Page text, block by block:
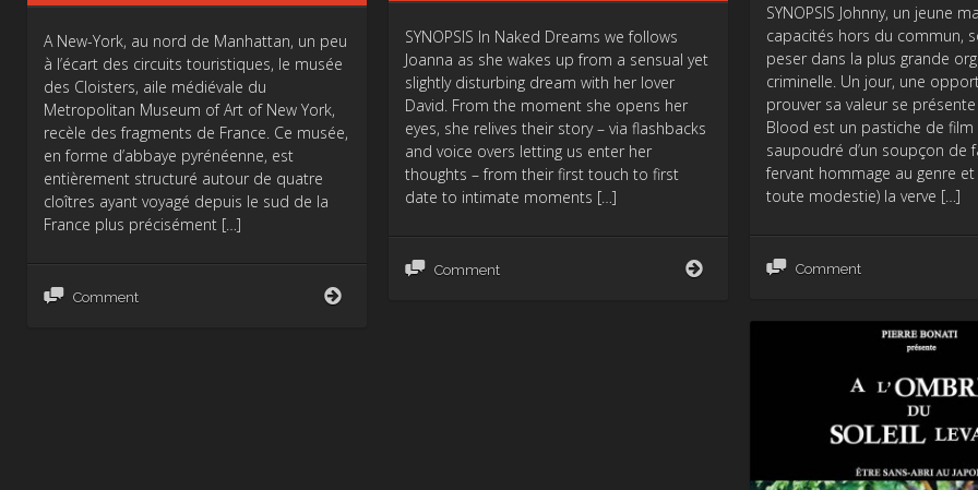
A New-York, au nord de Manhattan, un peu
à l’écart des circuits touristiques, le musée
des Cloisters, aile médiévale du
Metropolitan Museum of Art of New York,
recèle des fragments de France. Ce musée,
en forme d’abbaye pyrénéenne, est
entièrement structuré autour de quatre
cloîtres ayant voyagé depuis le sud de la
France plus précisément […]
Comment
SYNOPSIS In Naked Dreams we follows
Joanna as she wakes up from a sensual yet
slightly disturbing dream with her lover
David. From the moment she opens her
eyes, she relives their story – via flashbacks
and voice overs letting us enter her
thoughts – from their first touch to first
date to intimate moments […]
Comment
SYNOPSIS Johnny, un jeune
capacités hors du commun,
peser dans la plus grande
criminelle. Un jour, une
prouver sa valeur se présente
Blood est un pastiche de film
saupoudré d’un soupçon de
fervant hommage au genre
toute modestie) la verve […]
Comment